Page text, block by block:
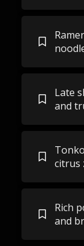
Late
and
citrus
Rich
and